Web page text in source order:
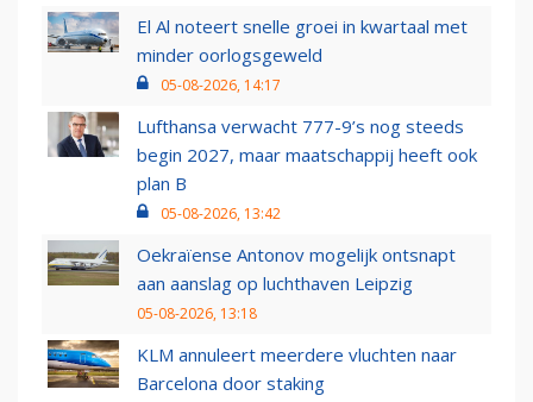
El Al noteert snelle groei in kwartaal met
minder oorlogsgeweld
05-08-2026, 14:17
Lufthansa verwacht 777-9’s nog steeds
begin 2027, maar maatschappij heeft ook
plan B
05-08-2026, 13:42
Oekraïense Antonov mogelijk ontsnapt
aan aanslag op luchthaven Leipzig
05-08-2026, 13:18
KLM annuleert meerdere vluchten naar
Barcelona door staking